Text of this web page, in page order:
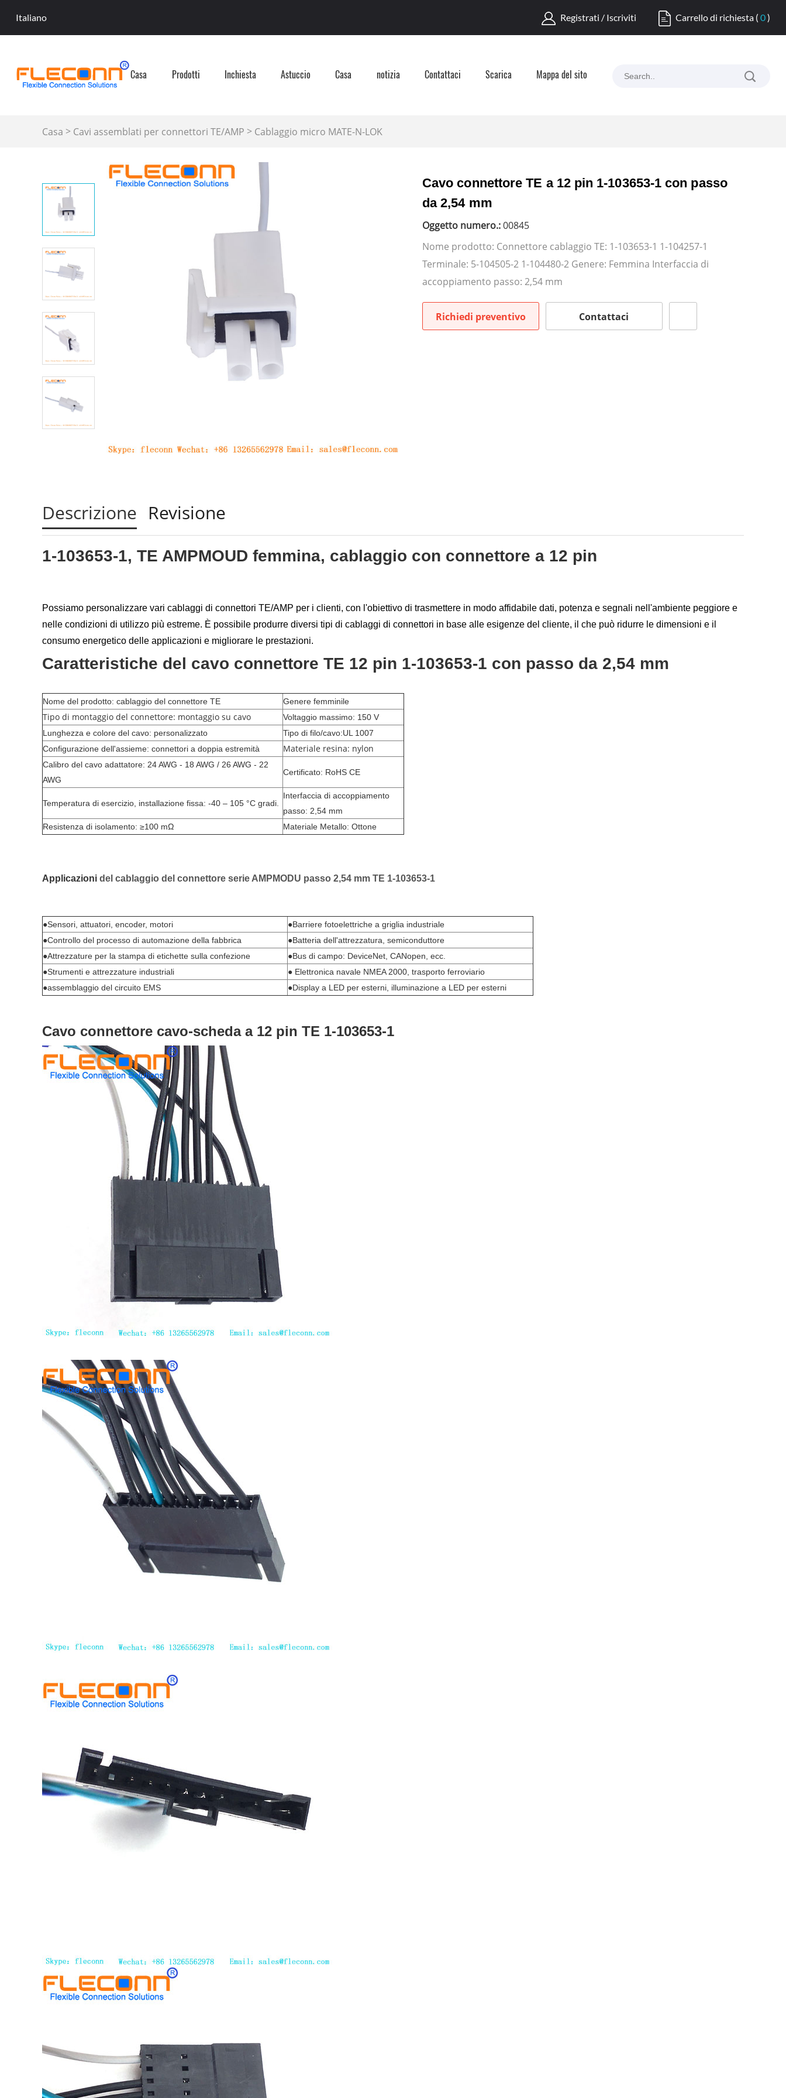
Italiano Registrati / Iscriviti Carrello di richiesta (0)
Casa Prodotti Inchiesta Astuccio Casa notizia Contattaci Scarica Mappa del sito
Casa > Cavi assemblati per connettori TE/AMP > Cablaggio micro MATE-N-LOK
Cavo connettore TE a 12 pin 1-103653-1 con passo
da 2,54 mm
Oggetto numero.:00845
Nome prodotto: Connettore cablaggio TE: 1-103653-1 1-104257-1
Terminale: 5-104505-2 1-104480-2 Genere: Femmina Interfaccia di
accoppiamento passo: 2,54 mm
Richiedi preventivo Contattaci
Descrizione Revisione
1-103653-1, TE AMPMOUD femmina, cablaggio con connettore a 12 pin
Possiamo personalizzare vari cablaggi di connettori TE/AMP per i clienti, con l'obiettivo di trasmettere in modo affidabile dati, potenza e segnali nell'ambiente peggiore e
nelle condizioni di utilizzo più estreme. È possibile produrre diversi tipi di cablaggi di connettori in base alle esigenze del cliente, il che può ridurre le dimensioni e il
consumo energetico delle applicazioni e migliorare le prestazioni.
Caratteristiche del cavo connettore TE 12 pin 1-103653-1 con passo da 2,54 mm
Nome del prodotto: cablaggio del connettore TE Genere femminile
Tipo di montaggio del connettore: montaggio su cavo
Voltaggio massimo: 150 V
Lunghezza e colore del cavo: personalizzato
Tipo di filo/cavo:UL 1007
Configurazione dell'assieme: connettori a doppia estremità
Materiale resina: nylon
Calibro del cavo adattatore: 24 AWG - 18 AWG / 26 AWG - 22
AWG
Certificato: RoHS CE
Temperatura di esercizio, installazione fissa: -40 – 105 °C gradi.
Interfaccia di accoppiamento
passo: 2,54 mm
Resistenza di isolamento: ≥100 mΩ
Materiale Metallo: Ottone
Applicazioni del cablaggio del connettore serie AMPMODU passo 2,54 mm TE 1-103653-1
●Sensori, attuatori, encoder, motori
●Barriere fotoelettriche a griglia industriale
●Controllo del processo di automazione della fabbrica
●Batteria dell'attrezzatura, semiconduttore
●Attrezzature per la stampa di etichette sulla confezione
●Bus di campo: DeviceNet, CANopen, ecc.
●Strumenti e attrezzature industriali
● Elettronica navale NMEA 2000, trasporto ferroviario
●assemblaggio del circuito EMS
●Display a LED per esterni, illuminazione a LED per esterni
Cavo connettore cavo-scheda a 12 pin TE 1-103653-1